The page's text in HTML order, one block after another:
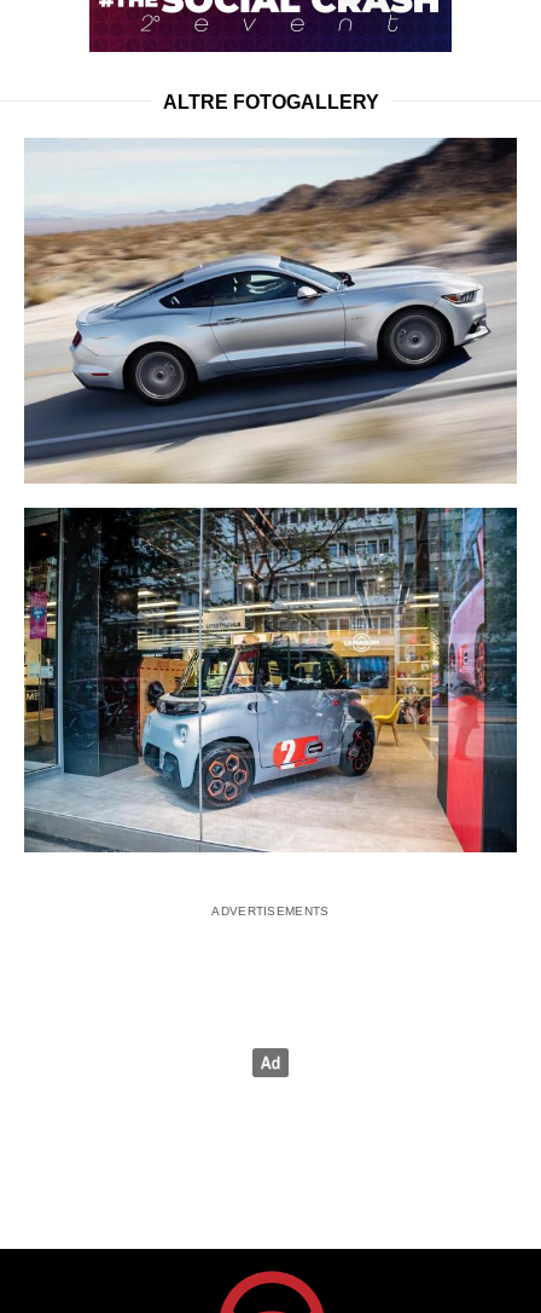
ALTRE FOTOGALLERY